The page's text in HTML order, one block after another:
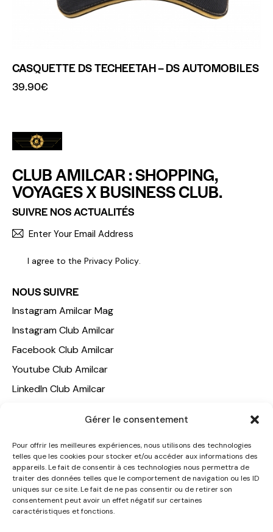
Gérer le consentement
Pour offrir les meilleures expériences, nous utilisons des technologies
telles que les cookies pour stocker et/ou accéder aux informations des
appareils. Le fait de consentir à ces technologies nous permettra de
traiter des données telles que le comportement de navigation ou les ID
uniques sur ce site. Le fait de ne pas consentir ou de retirer son
consentement peut avoir un effet négatif sur certaines
caractéristiques et fonctions.
CASQUETTE DS TECHEETAH – DS AUTOMOBILES
39.90€
CLUB AMILCAR : SHOPPING,
VOYAGES X BUSINESS CLUB.
SUIVRE NOS ACTUALITÉS
I agree to the Privacy Policy.
NOUS SUIVRE
Instagram Amilcar Mag
Instagram Club Amilcar
Facebook Club Amilcar
Youtube Club Amilcar
LinkedIn Club Amilcar
NOTRE GROUPE
ACCUEIL
AMILCAR TRAVEL CLUB
CLUB AMILCAR, Club d'affaires international
AGENCE MEDIANE
CONTACT